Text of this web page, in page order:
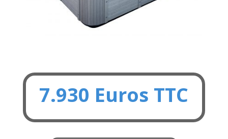
7.930 Euros TTC